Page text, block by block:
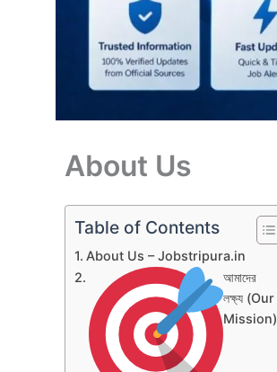
About Us
Table of Contents
About Us – Jobstripura.in
আমাদের
লক্ষ্য (Our
Mission)